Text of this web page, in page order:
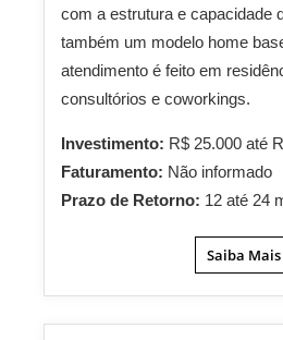
com a estrutura e capacidade
também um modelo home
atendimento é feito em
consultórios e coworkings.
Investimento: R$ 25.000 até
Faturamento: Não informado
Prazo de Retorno: 12 até 24
Saiba Mais